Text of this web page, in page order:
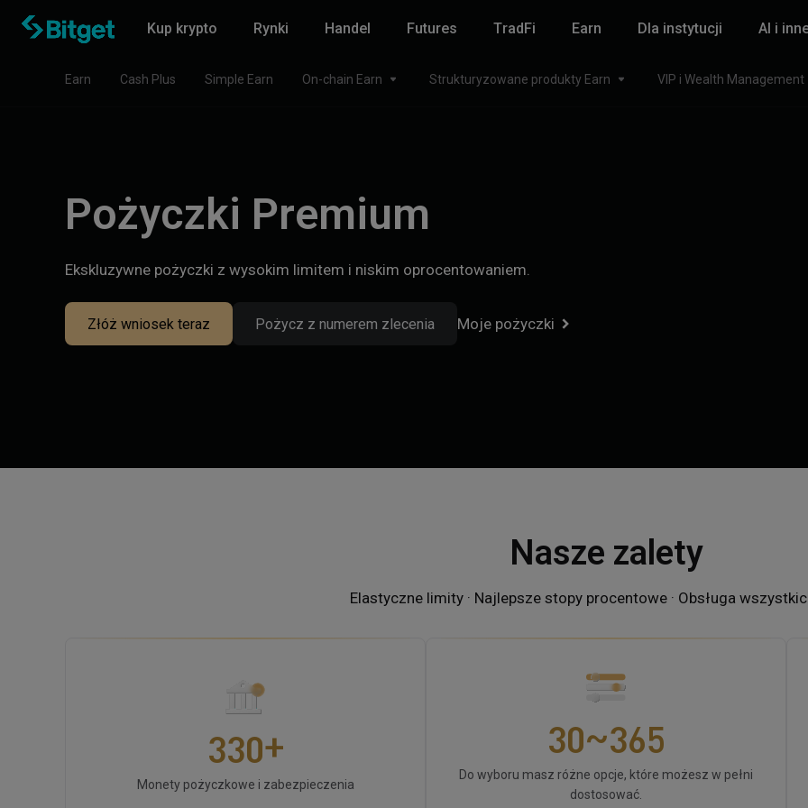
Kup krypto Rynki Handel Futures TradFi Earn Dla instytucji AI i
Earn Cash Plus Simple Earn On-chain Earn Strukturyzowane produkty Earn VIP i Wealth Management
Pożyczki Premium
Ekskluzywne pożyczki z wysokim limitem i niskim oprocentowaniem.
Złóż wniosek teraz Pożycz z numerem zlecenia Moje pożyczki
Nasze zalety
Elastyczne limity · Najlepsze stopy procentowe · Obsługa
0
3
4
0
2
3
4
0
1
+
Monety pożyczkowe i zabezpieczenia
0
3
4
0
1
~
0
2
3
4
2
3
6
7
0
1
2
5
6
Do wyboru masz różne opcje, które możesz w pełni
dostosować.